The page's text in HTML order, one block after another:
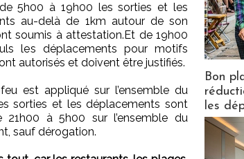
5h00 à 19h00 les sorties et les
au-delà de 1km autour de son
soumis à attestation.Et de 19h00
les déplacements pour motifs
autorisés et doivent être justifiés.
est appliqué sur l’ensemble du
sorties et les déplacements sont
21h00 à 5h00 sur l’ensemble du
sauf dérogation.
Bon
les